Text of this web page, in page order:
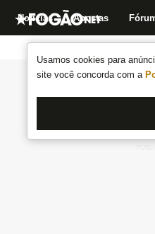
Usamos cookies para
site você concorda com a
Notícias Apostas